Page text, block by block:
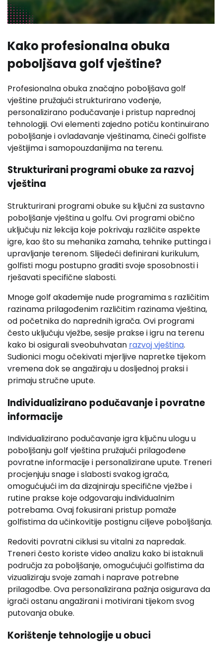
Kako profesionalna obuka
poboljšava golf vještine?
Profesionalna obuka značajno poboljšava golf
vještine pružajući strukturirano vođenje,
personalizirano podučavanje i pristup naprednoj
tehnologiji. Ovi elementi zajedno potiču kontinuirano
poboljšanje i ovladavanje vještinama, čineći golfiste
vještijima i samopouzdanijima na terenu.
Strukturirani programi obuke za razvoj
vještina
Strukturirani programi obuke su ključni za sustavno
poboljšanje vještina u golfu. Ovi programi obično
uključuju niz lekcija koje pokrivaju različite aspekte
igre, kao što su mehanika zamaha, tehnike puttinga i
upravljanje terenom. Slijedeći definirani kurikulum,
golfisti mogu postupno graditi svoje sposobnosti i
rješavati specifične slabosti.
Mnoge golf akademije nude programima s različitim
razinama prilagođenim različitim razinama vještina,
od početnika do naprednih igrača. Ovi programi
često uključuju vježbe, sesije prakse i igru na terenu
kako bi osigurali sveobuhvatan razvoj vještina.
Sudionici mogu očekivati mjerljive napretke tijekom
vremena dok se angažiraju u dosljednoj praksi i
primaju stručne upute.
Individualizirano podučavanje i povratne
informacije
Individualizirano podučavanje igra ključnu ulogu u
poboljšanju golf vještina pružajući prilagođene
povratne informacije i personalizirane upute. Treneri
procjenjuju snage i slabosti svakog igrača,
omogućujući im da dizajniraju specifične vježbe i
rutine prakse koje odgovaraju individualnim
potrebama. Ovaj fokusirani pristup pomaže
golfistima da učinkovitije postignu ciljeve poboljšanja.
Redoviti povratni ciklusi su vitalni za napredak.
Treneri često koriste video analizu kako bi istaknuli
područja za poboljšanje, omogućujući golfistima da
vizualiziraju svoje zamah i naprave potrebne
prilagodbe. Ova personalizirana pažnja osigurava da
igrači ostanu angažirani i motivirani tijekom svog
putovanja obuke.
Korištenje tehnologije u obuci